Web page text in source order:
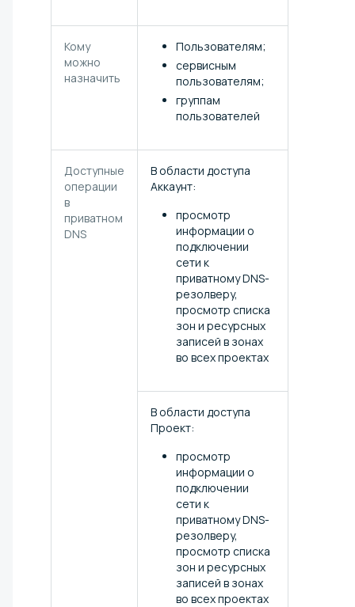
Кому
можно
назначить
Пользователям;
сервисным
пользователям;
группам
пользователей
Доступные
операции
в
приватном
DNS
В области доступа
Аккаунт:
просмотр
информации о
подключении
сети к
приватному DNS-
резолверу,
просмотр списка
зон и ресурсных
записей в зонах
во всех проектах
В области доступа
Проект:
просмотр
информации о
подключении
сети к
приватному DNS-
резолверу,
просмотр списка
зон и ресурсных
записей в зонах
во всех проектах